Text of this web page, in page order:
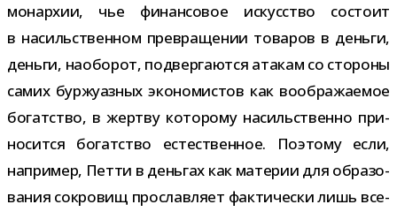
монар­хии, чье финан­со­вое искус­ство состоит
в насиль­ствен­ном пре­вра­ще­нии това­ров в деньги,
деньги, наобо­рот, под­вер­га­ются ата­кам со сто­роны
самих бур­жу­аз­ных эко­но­ми­стов как вооб­ра­жа­е­мое
богат­ство, в жертву кото­рому насиль­ственно при­
но­сится богат­ство есте­ствен­ное. Поэтому если,
напри­мер, Петти в день­гах как мате­рии для обра­зо­
ва­ния сокро­вищ про­слав­ляет фак­ти­че­ски лишь все­